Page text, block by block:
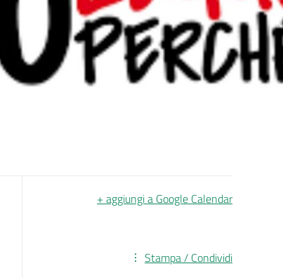
+ aggiungi a Google Calendar
Stampa / Condividi